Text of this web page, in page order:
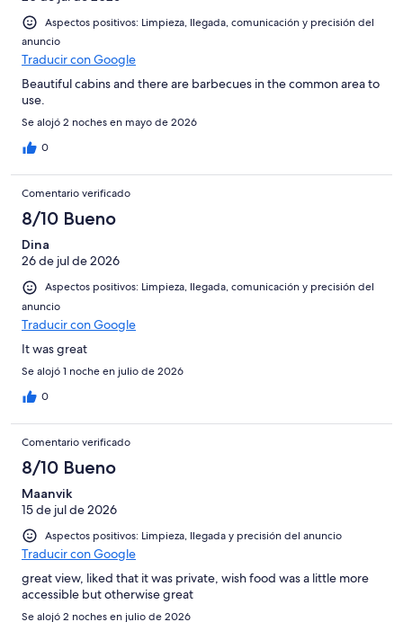
Aspectos positivos: Limpieza, llegada, comunicación y precisión del
anuncio
Traducir con Google
Beautiful cabins and there are barbecues in the common area to
use.
Se alojó 2 noches en mayo de 2026
0
Comentario verificado
8/10 Bueno
Dina
26 de jul de 2026
Aspectos positivos: Limpieza, llegada, comunicación y precisión del
anuncio
Traducir con Google
It was great
Se alojó 1 noche en julio de 2026
0
Comentario verificado
8/10 Bueno
Maanvik
15 de jul de 2026
Aspectos positivos: Limpieza, llegada y precisión del anuncio
Traducir con Google
great view, liked that it was private, wish food was a little more
accessible but otherwise great
Se alojó 2 noches en julio de 2026